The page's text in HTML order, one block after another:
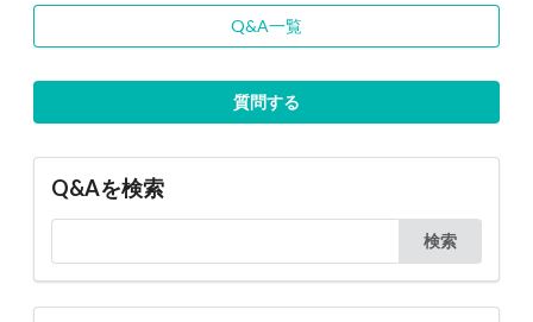
Q&A一覧
質問する
Q&Aを検索
検索